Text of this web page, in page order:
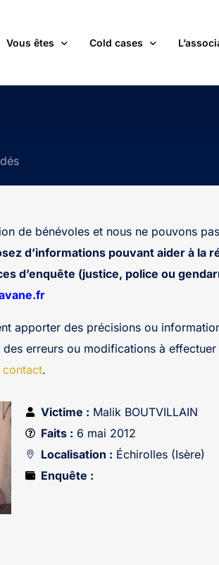
Vous êtes
passionné(e) par les cold cases
un futur adhérent ou bénévole
journaliste
Cold cases
Devenir
Contact
de bénévoles et nous ne pouvons
d’informations pouvant aider à la
d’enquête (justice, police ou
apporter des précisions ou
erreurs ou modifications à
contact.
Victime : Malik BOUTVILLAIN
Faits : 6 mai 2012
Localisation : Échirolles (Isère)
Enquête :